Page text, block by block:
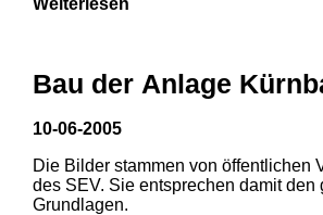
1 2 3
Bau der Anlage
10-06-2005
Die Bilder stammen von öffentlichen
des SEV. Sie entsprechen damit den
Grundlagen.